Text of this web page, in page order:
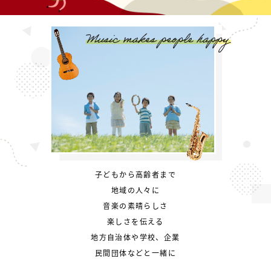
子どもから高齢者まで
地域の人々に
音楽の素晴らしさ
楽しさを伝える
地方自治体や学校、企業
民間団体などと一緒に